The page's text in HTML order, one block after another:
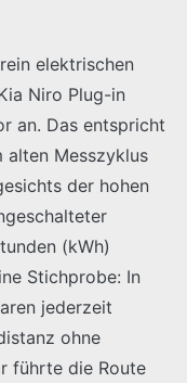
elektrischen
Niro Plug-in
an. Das entspricht
alten Messzyklus
der hohen
(kWh)
Stichprobe: In
jederzeit
ohne
führte die Route